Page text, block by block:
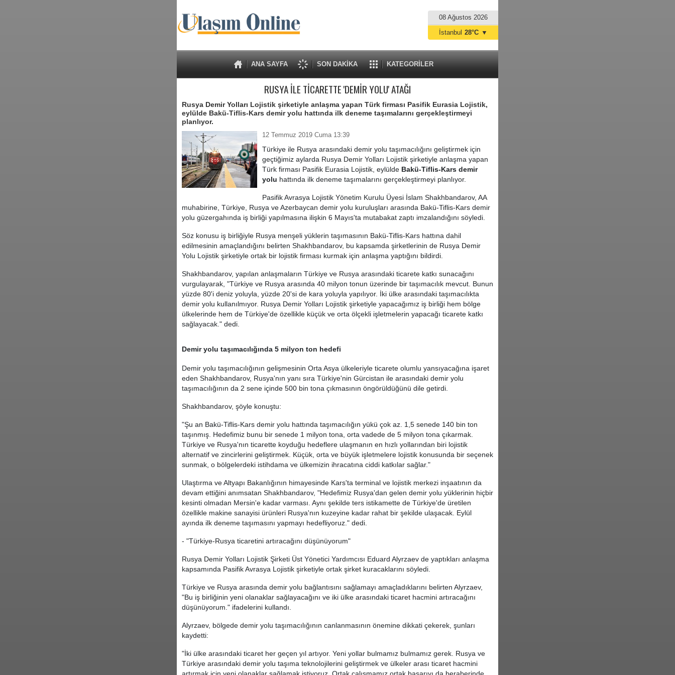
08 Ağustos 2026
ANA SAYFA SON DAKİKA KATEGORİLER
İstanbul 28°C ▼
RUSYA İLE TİCARETTE 'DEMİR YOLU' ATAĞI
Rusya Demir Yolları Lojistik şirketiyle anlaşma yapan Türk firması Pasifik Eurasia Lojistik,
eylülde Bakü-Tiflis-Kars demir yolu hattında ilk deneme taşımalarını gerçekleştirmeyi
planlıyor.
12 Temmuz 2019 Cuma 13:39
Türkiye ile Rusya arasındaki demir yolu taşımacılığını geliştirmek için
geçtiğimiz aylarda Rusya Demir Yolları Lojistik şirketiyle anlaşma yapan
Türk firması Pasifik Eurasia Lojistik, eylülde Bakü-Tiflis-Kars demir
yolu hattında ilk deneme taşımalarını gerçekleştirmeyi planlıyor.
Pasifik Avrasya Lojistik Yönetim Kurulu Üyesi İslam Shakhbandarov, AA
muhabirine, Türkiye, Rusya ve Azerbaycan demir yolu kuruluşları arasında Bakü-Tiflis-Kars demir
yolu güzergahında iş birliği yapılmasına ilişkin 6 Mayıs'ta mutabakat zaptı imzalandığını söyledi.
Söz konusu iş birliğiyle Rusya menşeli yüklerin taşımasının Bakü-Tiflis-Kars hattına dahil
edilmesinin amaçlandığını belirten Shakhbandarov, bu kapsamda şirketlerinin de Rusya Demir
Yolu Lojistik şirketiyle ortak bir lojistik firması kurmak için anlaşma yaptığını bildirdi.
Shakhbandarov, yapılan anlaşmaların Türkiye ve Rusya arasındaki ticarete katkı sunacağını
vurgulayarak, "Türkiye ve Rusya arasında 40 milyon tonun üzerinde bir taşımacılık mevcut. Bunun
yüzde 80'i deniz yoluyla, yüzde 20'si de kara yoluyla yapılıyor. İki ülke arasındaki taşımacılıkta
demir yolu kullanılmıyor. Rusya Demir Yolları Lojistik şirketiyle yapacağımız iş birliği hem bölge
ülkelerinde hem de Türkiye'de özellikle küçük ve orta ölçekli işletmelerin yapacağı ticarete katkı
sağlayacak." dedi.
Demir yolu taşımacılığında 5 milyon ton hedefi
Demir yolu taşımacılığının gelişmesinin Orta Asya ülkeleriyle ticarete olumlu yansıyacağına işaret
eden Shakhbandarov, Rusya'nın yanı sıra Türkiye'nin Gürcistan ile arasındaki demir yolu
taşımacılığının da 2 sene içinde 500 bin tona çıkmasının öngörüldüğünü dile getirdi.
Shakhbandarov, şöyle konuştu:
"Şu an Bakü-Tiflis-Kars demir yolu hattında taşımacılığın yükü çok az. 1,5 senede 140 bin ton
taşınmış. Hedefimiz bunu bir senede 1 milyon tona, orta vadede de 5 milyon tona çıkarmak.
Türkiye ve Rusya'nın ticarette koyduğu hedeflere ulaşmanın en hızlı yollarından biri lojistik
alternatif ve zincirlerini geliştirmek. Küçük, orta ve büyük işletmelere lojistik konusunda bir seçenek
sunmak, o bölgelerdeki istihdama ve ülkemizin ihracatına ciddi katkılar sağlar."
Ulaştırma ve Altyapı Bakanlığının himayesinde Kars'ta terminal ve lojistik merkezi inşaatının da
devam ettiğini anımsatan Shakhbandarov, "Hedefimiz Rusya'dan gelen demir yolu yüklerinin hiçbir
kesinti olmadan Mersin'e kadar varması. Aynı şekilde ters istikamette de Türkiye'de üretilen
özellikle makine sanayisi ürünleri Rusya'nın kuzeyine kadar rahat bir şekilde ulaşacak. Eylül
ayında ilk deneme taşımasını yapmayı hedefliyoruz." dedi.
- "Türkiye-Rusya ticaretini artıracağını düşünüyorum"
Rusya Demir Yolları Lojistik Şirketi Üst Yönetici Yardımcısı Eduard Alyrzaev de yaptıkları anlaşma
kapsamında Pasifik Avrasya Lojistik şirketiyle ortak şirket kuracaklarını söyledi.
Türkiye ve Rusya arasında demir yolu bağlantısını sağlamayı amaçladıklarını belirten Alyrzaev,
"Bu iş birliğinin yeni olanaklar sağlayacağını ve iki ülke arasındaki ticaret hacmini artıracağını
düşünüyorum." ifadelerini kullandı.
Alyrzaev, bölgede demir yolu taşımacılığının canlanmasının önemine dikkati çekerek, şunları
kaydetti:
"İki ülke arasındaki ticaret her geçen yıl artıyor. Yeni yollar bulmamız bulmamız gerek. Rusya ve
Türkiye arasındaki demir yolu taşıma teknolojilerini geliştirmek ve ülkeler arası ticaret hacmini